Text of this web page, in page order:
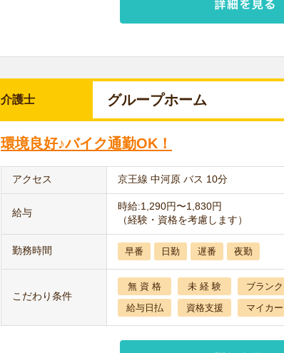
介護士 グループホーム
環境良好♪バイク通勤OK！
アクセス 京王線 中河原 バス 10分
給与
時給:1,290円〜1,830円
（経験・資格を考慮します）
勤務時間 早番 日勤 遅番 夜勤
こだわり条件
無 資 格 未 経 験 ブランク
給与日払
資格支援 マイカー